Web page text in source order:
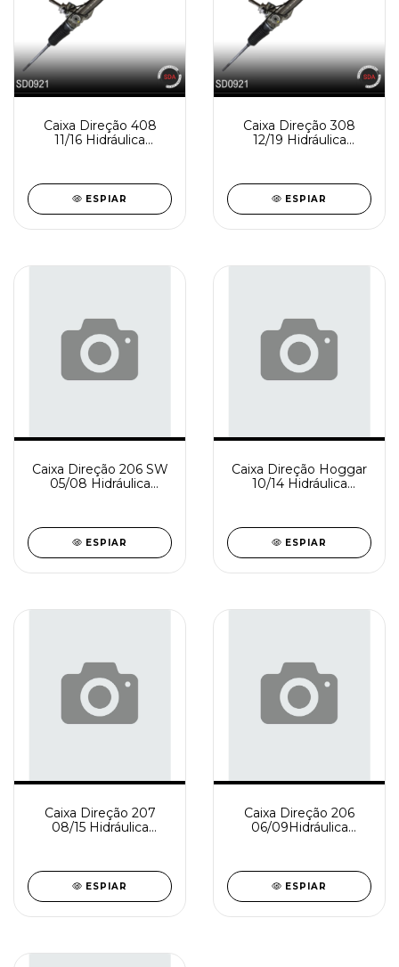
Caixa Direção 408
11/16 Hidráulica
ESPIAR
Caixa Direção 308
12/19 Hidráulica
ESPIAR
Caixa Direção 206 SW
05/08 Hidráulica
ESPIAR
Caixa Direção Hoggar
10/14 Hidráulica
ESPIAR
Caixa Direção 207
08/15 Hidráulica
ESPIAR
Caixa Direção 206
06/09Hidráulica
ESPIAR